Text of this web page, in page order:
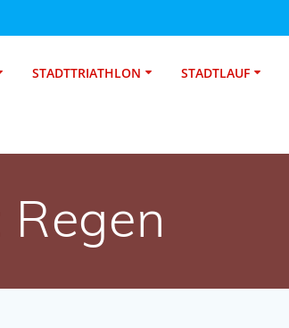
STADTTRIATHLON STADTLAUF
Regen